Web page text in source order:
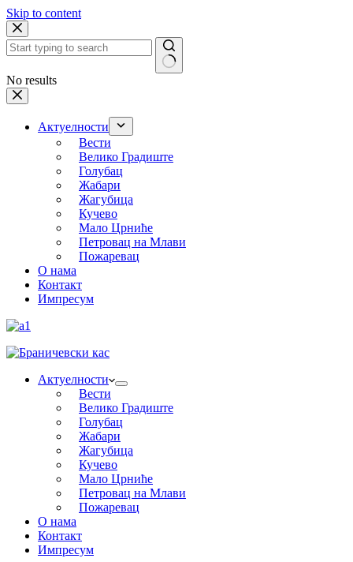
Skip to content
No results
Актуелности
Вести
Велико Градиште
Голубац
Жабари
Жагубица
Кучево
Мало Црниће
Петровац на Млави
Пожаревац
О нама
Контакт
Импресум
Актуелности
Вести
Велико Градиште
Голубац
Жабари
Жагубица
Кучево
Мало Црниће
Петровац на Млави
Пожаревац
О нама
Контакт
Импресум